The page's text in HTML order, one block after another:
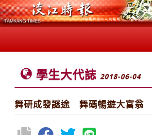
學生大代誌 2018-06-04
舞研成發謎途 舞碼暢遊大富翁